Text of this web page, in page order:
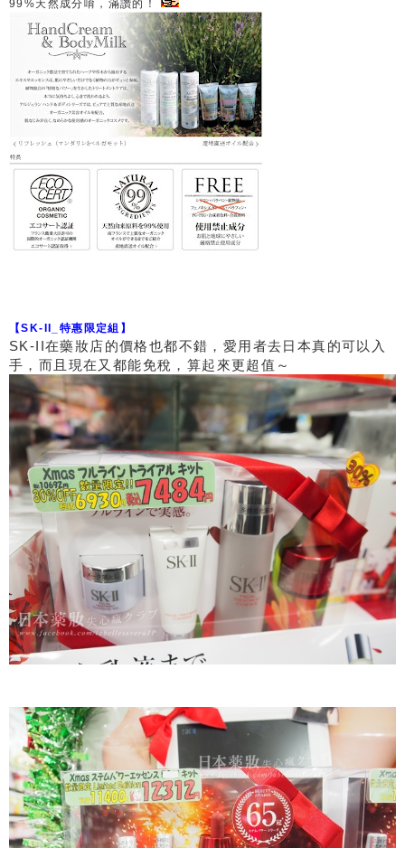
99%天然成分唷，滿讚的！
【SK-II_特惠限定組】
SK-II在藥妝店的價格也都不錯，愛用者去日本真的可以入
手，而且現在又都能免稅，算起來更超值～